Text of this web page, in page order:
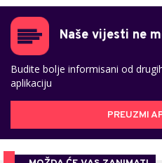
Naše vijesti ne
Budite bolje informisani od
aplikaciju
PREUZMI